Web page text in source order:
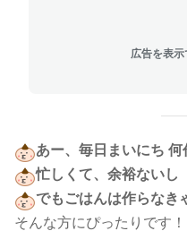
広告を表
あー、毎日まいにち
忙しくて、余裕ないし
でもごはんは作らなき
そんな方にぴったりです！